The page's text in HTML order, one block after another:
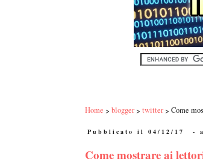
Home blogger twitter Come
Pubblicato il 04/12/17 -
Come mostrare ai